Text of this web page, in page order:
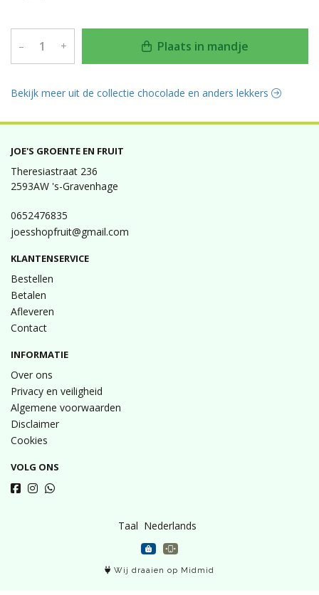
– + Plaats in mandje
Bekijk meer uit de collectie chocolade en anders lekkers
JOE'S GROENTE EN FRUIT
Theresiastraat 236
2593AW 's-Gravenhage
0652476835
joesshopfruit@gmail.com
KLANTENSERVICE
Bestellen
Betalen
Afleveren
Contact
INFORMATIE
Over ons
Privacy en veiligheid
Algemene voorwaarden
Disclaimer
Cookies
VOLG ONS
Taal
Wij draaien op Midmid